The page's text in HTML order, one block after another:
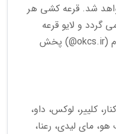
خواهد شد. قرعه کشی هر
گردد و لایو قرعه
کشی، هر روز ساعت 17 از اینستاگرام (okcs.ir@) پخش
کلییر، لوکس، داو،
مای لیدی، رعنا،